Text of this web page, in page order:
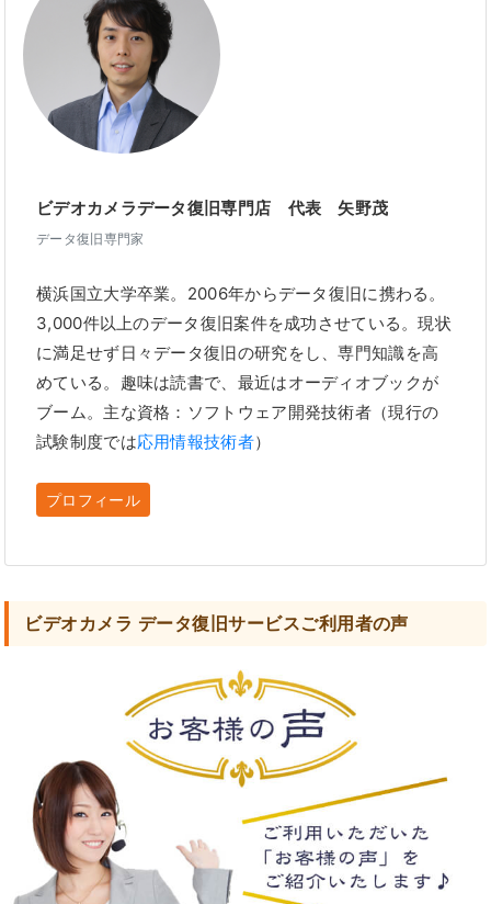
ビデオカメラデータ復旧専門店 代表 矢野茂
データ復旧専門家
横浜国立大学卒業。2006年からデータ復旧に携わる。
3,000件以上のデータ復旧案件を成功させている。現状
に満足せず日々データ復旧の研究をし、専門知識を高
めている。趣味は読書で、最近はオーディオブックが
ブーム。主な資格：ソフトウェア開発技術者（現行の
試験制度では応用情報技術者）
プロフィール
ビデオカメラ データ復旧サービスご利用者の声